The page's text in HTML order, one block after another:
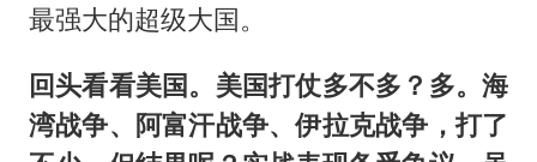
最强大的超级大国。
回头看看美国。美国打仗多不多？多。海
湾战争、阿富汗战争、伊拉克战争，打了